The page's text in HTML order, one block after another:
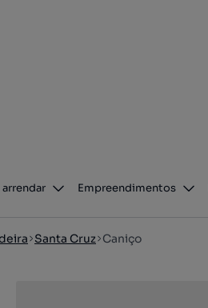
arrendar Empreendimentos
Santa Cruz Caniço